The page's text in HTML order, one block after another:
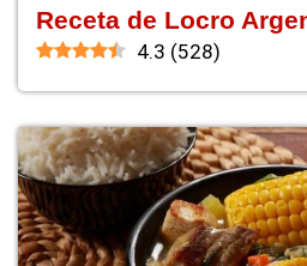
Receta de Locro
4.3 (528)